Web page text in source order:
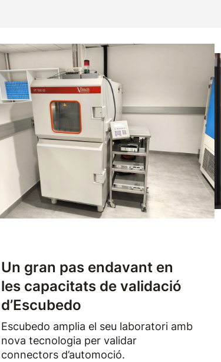
Un gran pas endavant en
les capacitats de validació
d’Escubedo
Escubedo amplia el seu laboratori amb
nova tecnologia per validar
connectors d’automoció.